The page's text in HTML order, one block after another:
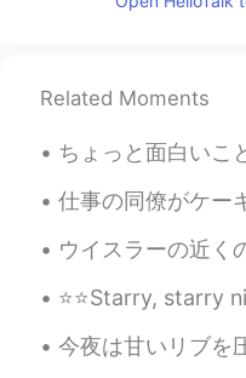
Related Moments
ちょっと面白いことが起こりました。 いつもと同じで、私は患者が立ち上がって
仕事の同僚がケーキを買ってきたからこれから食べる予定〜✨✨ 歯科クリニックで働い
ウイスラーの近くの湖観に行った。湖に泳げるための浮きドック
⭐️⭐️Starry, starry night💫💫 Paint your
今夜は甘いリブを圧力鍋とバーベキューで焼いた Tonight I